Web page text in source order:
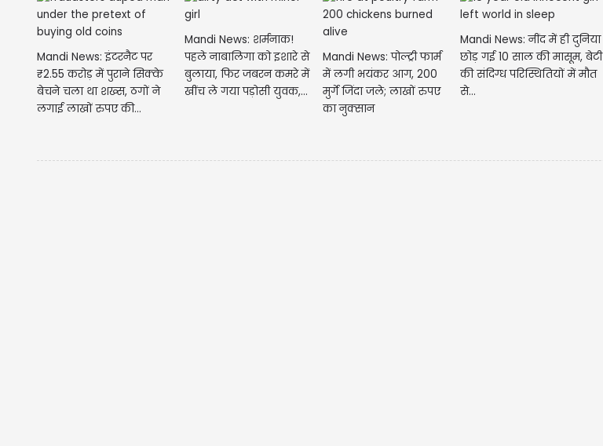
Mandi News: इंटरनैट पर
₹2.55 करोड़ में पुराने सिक्के
बेचने चला था शख्स, ठगों ने
लगाई लाखों रुपए की...
Mandi News: शर्मनाक!
पहले नाबालिगा को इशारे से
बुलाया, फिर जबरन कमरे में
खींच ले गया पड़ोसी युवक,...
Mandi News: पोल्ट्री फार्म
में लगी भयंकर आग, 200
मुर्गे जिंदा जले; लाखों रुपए
का नुक्सान
Mandi News: नींद में ही दुनिया
छोड़ गई 10 साल की मासूम, बेटी
की संदिग्ध परिस्थितियों में मौत
से...